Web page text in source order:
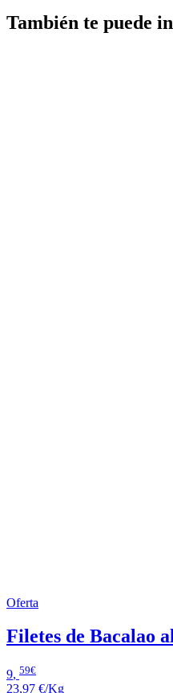
También te puede
Oferta
Filetes de Bacalao
9, 59€
23,97 €/Kg